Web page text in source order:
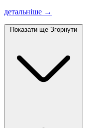
детальніше →
Показати ще Згорнути